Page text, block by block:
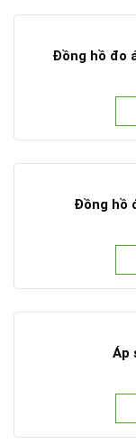
Đồng hồ đo
Đồng hồ
Áp